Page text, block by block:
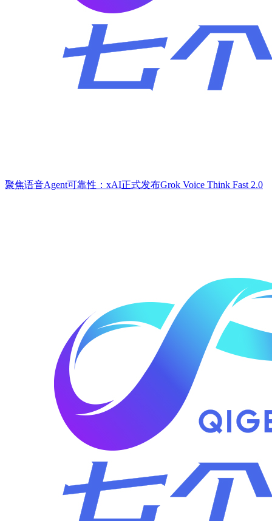
聚焦语音Agent可靠性：xAI正式发布Grok Voice Think Fast 2.0